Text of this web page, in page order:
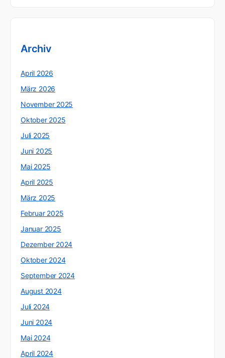
Archiv
April 2026
März 2026
November 2025
Oktober 2025
Juli 2025
Juni 2025
Mai 2025
April 2025
März 2025
Februar 2025
Januar 2025
Dezember 2024
Oktober 2024
September 2024
August 2024
Juli 2024
Juni 2024
Mai 2024
April 2024